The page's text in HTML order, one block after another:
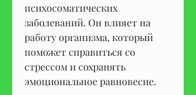
психосоматических
заболеваний. Он влияет на
работу организма, который
поможет справиться со
стрессом и сохранять
эмоциональное равновесие.